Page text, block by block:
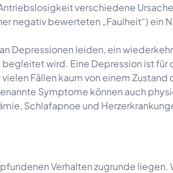
verschiedene
negativ bewerteten „Faulheit“) ein
Depressionen leiden, ein
wird. Eine Depression ist für
Fällen kaum von einem Zustand
Symptome können auch
Schlafapnoe und
Verhalten zugrunde liegen.